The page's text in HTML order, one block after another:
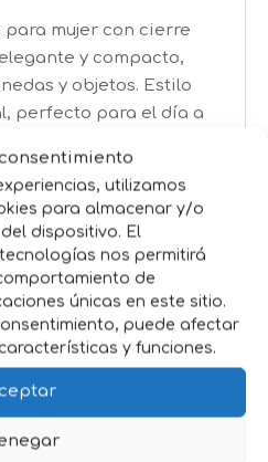
utilizamos
para almacenar y/o
dispositivo. El
nos permitirá
de
únicas en este sitio.
puede afectar
y funciones.
mujer con cierre
y compacto,
y objetos. Estilo
perfecto para el día a